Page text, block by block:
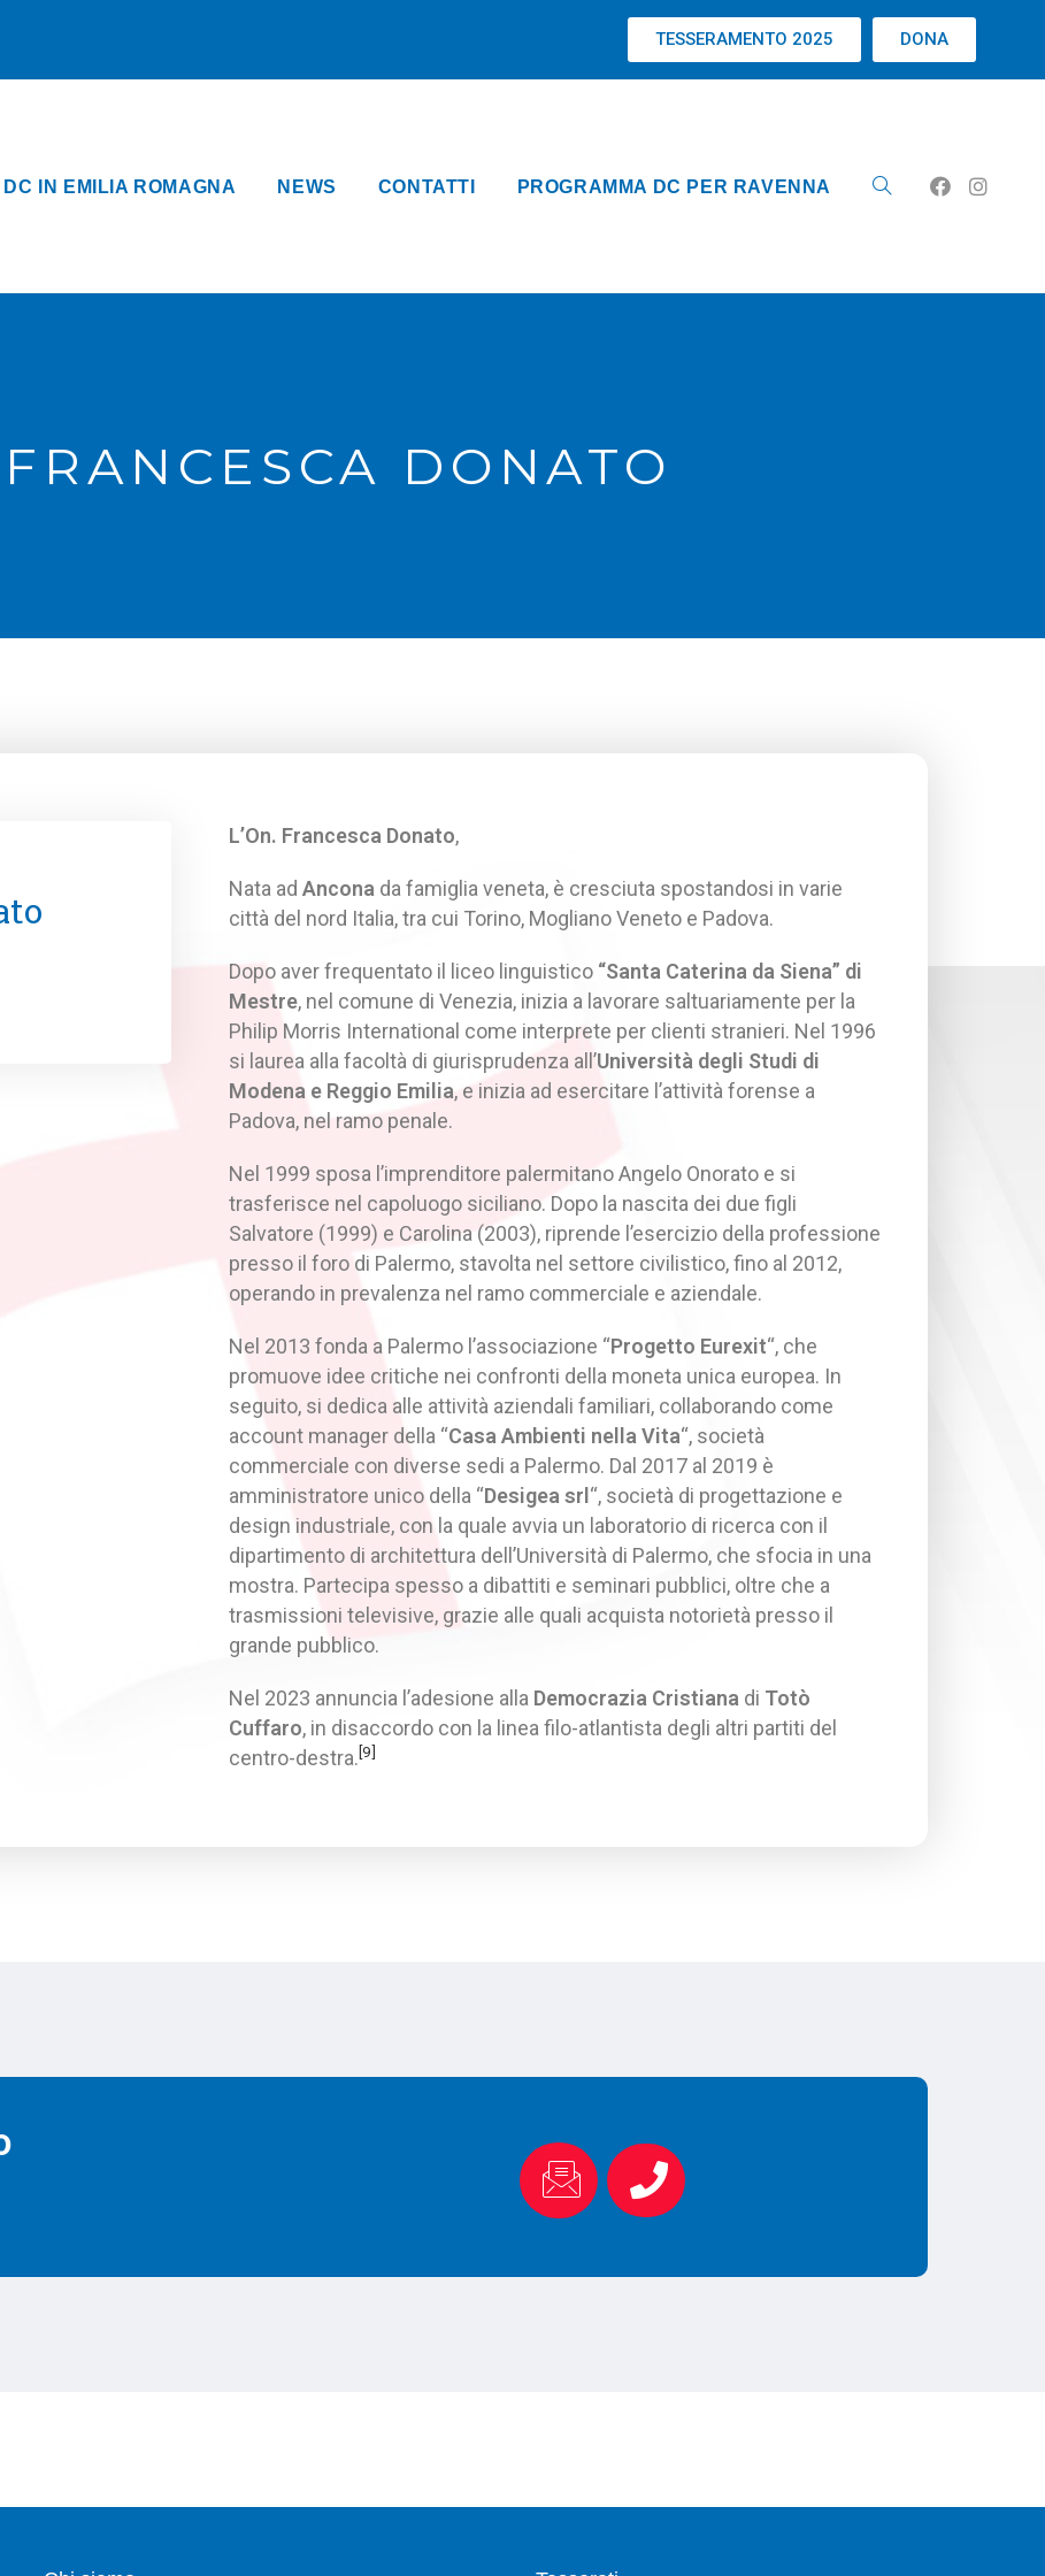
TESSERAMENTO 2025 DONA
DC IN EMILIA ROMAGNA NEWS CONTATTI PROGRAMMA DC PER RAVENNA
DONATO
L’On. Francesca Donato,
Nata adAncona da famiglia veneta, è cresciuta spostandosi in varie
città del nord Italia, tra cui Torino, Mogliano Veneto e Padova.
Dopo aver frequentato il liceo linguistico “Santa Caterina da Siena” di
Mestre, nel comune di Venezia, inizia a lavorare saltuariamente per la
Philip Morris International come interprete per clienti stranieri. Nel 1996
si laurea alla facoltà di giurisprudenza all’Università degli Studi di
Modena e Reggio Emilia, e inizia ad esercitare l’attività forense a
Padova, nel ramo penale.
Nel 1999 sposa l’imprenditore palermitano Angelo Onorato e si
trasferisce nel capoluogo siciliano. Dopo la nascita dei due figli
Salvatore (1999) e Carolina (2003), riprende l’esercizio della professione
presso il foro di Palermo, stavolta nel settore civilistico, fino al 2012,
operando in prevalenza nel ramo commerciale e aziendale.
Nel 2013 fonda a Palermo l’associazione “Progetto Eurexit“, che
promuove idee critiche nei confronti della moneta unica europea. In
seguito, si dedica alle attività aziendali familiari, collaborando come
account manager della “Casa Ambienti nella Vita“, società
commerciale con diverse sedi a Palermo. Dal 2017 al 2019 è
amministratore unico della “Desigea srl “, società di progettazione e
design industriale, con la quale avvia un laboratorio di ricerca con il
dipartimento di architettura dell’Università di Palermo, che sfocia in una
mostra. Partecipa spesso a dibattiti e seminari pubblici, oltre che a
trasmissioni televisive, grazie alle quali acquista notorietà presso il
grande pubblico.
Nel 2023 annuncia l’adesione alla Democrazia Cristiana di Totò
Cuffaro, in disaccordo con la linea filo-atlantista degli altri partiti del
centro-destra.[9]